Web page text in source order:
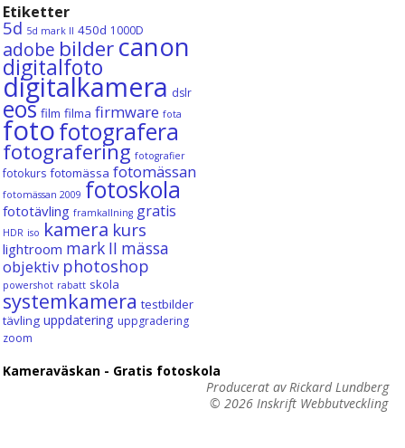
Etiketter
5d 5d mark II 450d 1000D
adobe bilder canon
digitalfoto
digitalkamera dslr
eos film filma firmware fota
fotofotografera
fotografering fotografier
fotokurs fotomässa fotomässan
fotomässan 2009 fotoskola
fototävling framkallning gratis
HDR iso kamera kurs
lightroom mark II mässa
objektiv photoshop
powershot rabatt skola
systemkamera testbilder
tävling uppdatering uppgradering
zoom
Kameraväskan - Gratis fotoskola
Producerat av Rickard Lundberg
© 2026Inskrift Webbutveckling